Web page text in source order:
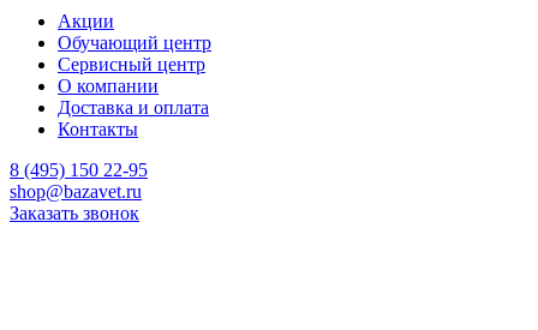
Акции
Обучающий центр
Сервисный центр
О компании
Доставка и оплата
Контакты
8 (495) 150 22-95
shop@bazavet.ru
Заказать звонок